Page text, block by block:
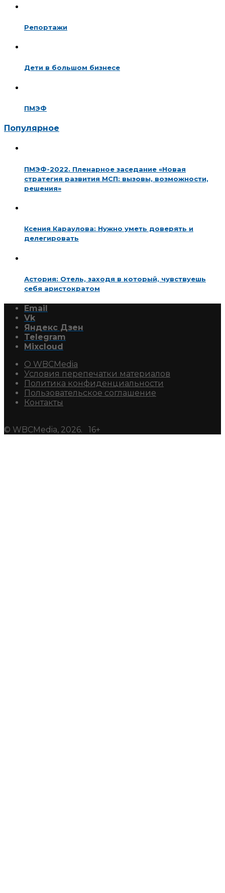
Репортажи
Дети в большом бизнесе
ПМЭФ
Популярное
ПМЭФ-2022. Пленарное заседание «Новая
стратегия развития МСП: вызовы, возможности,
решения»
Ксения Караулова: Нужно уметь доверять и
делегировать
Астория: Отель, заходя в который, чувствуешь
себя аристократом
Email
Vk
Яндекс Дзен
Telegram
Mixcloud
О WBCMedia
Условия перепечатки материалов
Политика конфиденциальности
Пользовательское соглашение
Контакты
© WBCMedia, 2026. 16+